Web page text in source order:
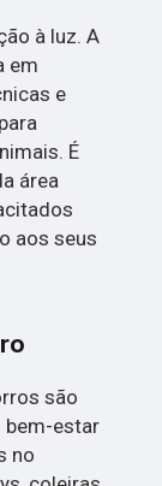
à luz. A
em
e
É
área
aos seus
são
bem-estar
no